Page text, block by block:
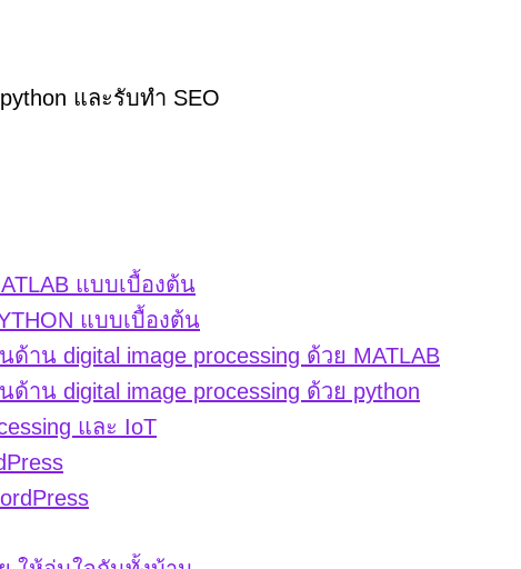
และรับทำ SEO
แบบเบื้องต้น
แบบเบื้องต้น
าน digital image processing ด้วย MATLAB
าน digital image processing ด้วย python
และ IoT